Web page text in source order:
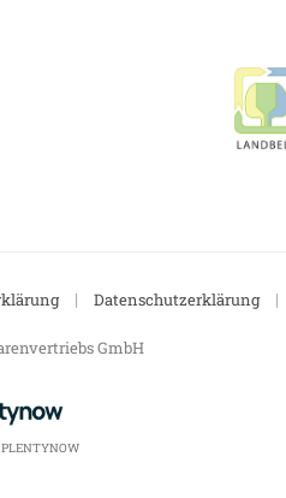
| Datenschutzerklärung |
GmbH
PLENTYNOW